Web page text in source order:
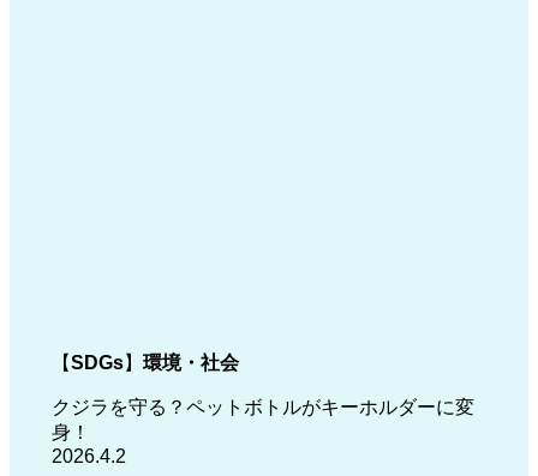
【SDGs】 環境・社会
クジラを守る？ペットボトルがキーホルダーに変
身！
2026.4.2